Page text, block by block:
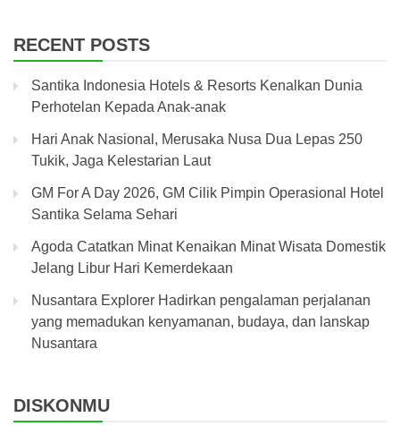
RECENT POSTS
Santika Indonesia Hotels & Resorts Kenalkan Dunia
Perhotelan Kepada Anak-anak
Hari Anak Nasional, Merusaka Nusa Dua Lepas 250
Tukik, Jaga Kelestarian Laut
GM For A Day 2026, GM Cilik Pimpin Operasional Hotel
Santika Selama Sehari
Agoda Catatkan Minat Kenaikan Minat Wisata Domestik
Jelang Libur Hari Kemerdekaan
Nusantara Explorer Hadirkan pengalaman perjalanan
yang memadukan kenyamanan, budaya, dan lanskap
Nusantara
DISKONMU